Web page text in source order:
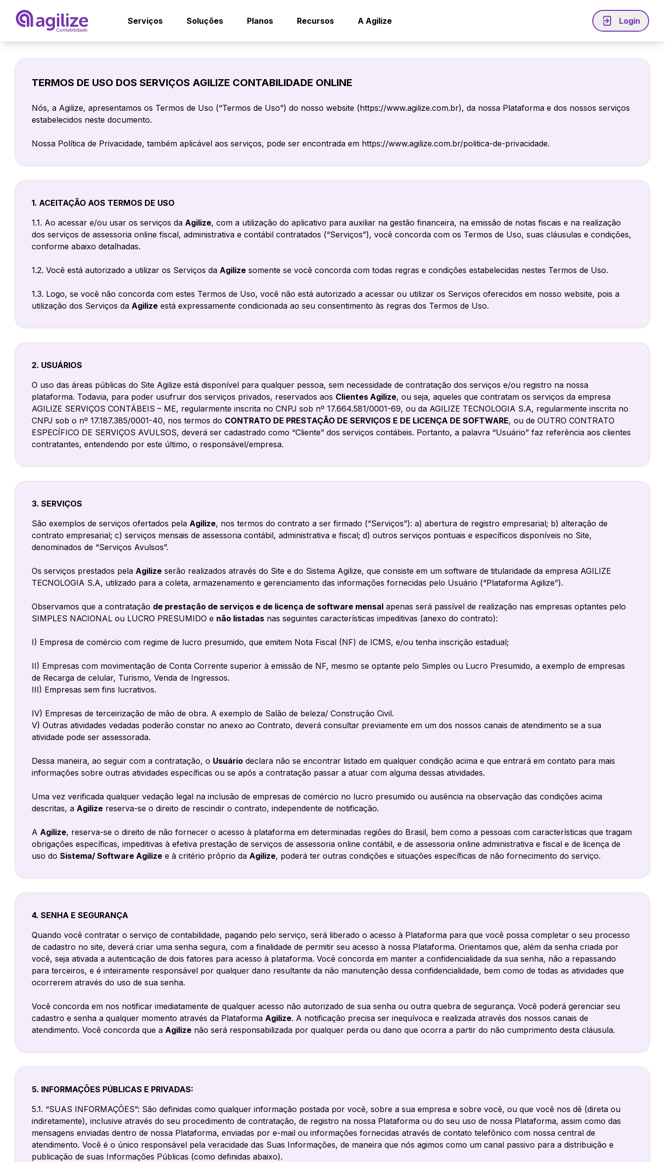
Serviços
Trocar de contador
Soluções
Médicos
Psicólogos
Consultores
Planos Recursos
Consulta de CNAEs
Programa de Indicação
Conteúdo
Suporte
A Agilize Login
TERMOS DE USO DOS SERVIÇOS AGILIZE CONTABILIDADE ONLINE
Nós, a Agilize, apresentamos os Termos de Uso (“Termos de Uso”) do nosso website (https://www.agilize.com.br), da nossa Plataforma e dos nossos serviços
estabelecidos neste documento.
Nossa Política de Privacidade, também aplicável aos serviços, pode ser encontrada em https://www.agilize.com.br/politica-de-privacidade.
1. ACEITAÇÃO AOS TERMOS DE USO
1.1. Ao acessar e/ou usar os serviços da Agilize, com a utilização do aplicativo para auxiliar na gestão financeira, na emissão de notas fiscais e na realização
dos serviços de assessoria online fiscal, administrativa e contábil contratados (“Serviços”), você concorda com os Termos de Uso, suas cláusulas e condições,
conforme abaixo detalhadas.
1.2. Você está autorizado a utilizar os Serviços da Agilize somente se você concorda com todas regras e condições estabelecidas nestes Termos de Uso.
1.3. Logo, se você não concorda com estes Termos de Uso, você não está autorizado a acessar ou utilizar os Serviços oferecidos em nosso website, pois a
utilização dos Serviços da Agilize está expressamente condicionada ao seu consentimento às regras dos Termos de Uso.
2. USUÁRIOS
O uso das áreas públicas do Site Agilize está disponível para qualquer pessoa, sem necessidade de contratação dos serviços e/ou registro na nossa
plataforma. Todavia, para poder usufruir dos serviços privados, reservados aos Clientes Agilize, ou seja, aqueles que contratam os serviços da empresa
AGILIZE SERVIÇOS CONTÁBEIS – ME, regularmente inscrita no CNPJ sob nº 17.664.581/0001-69, ou da AGILIZE TECNOLOGIA S.A, regularmente inscrita no
CNPJ sob o nº 17.187.385/0001-40, nos termos do CONTRATO DE PRESTAÇÃO DE SERVIÇOS E DE LICENÇA DE SOFTWARE, ou de OUTRO CONTRATO
ESPECÍFICO DE SERVIÇOS AVULSOS, deverá ser cadastrado como “Cliente” dos serviços contábeis. Portanto, a palavra “Usuário” faz referência aos clientes
contratantes, entendendo por este último, o responsável/empresa.
3. SERVIÇOS
São exemplos de serviços ofertados pela Agilize, nos termos do contrato a ser firmado (“Serviços”): a) abertura de registro empresarial; b) alteração de
contrato empresarial; c) serviços mensais de assessoria contábil, administrativa e fiscal; d) outros serviços pontuais e específicos disponíveis no Site,
denominados de “Serviços Avulsos”.
Os serviços prestados pela Agilize serão realizados através do Site e do Sistema Agilize, que consiste em um software de titularidade da empresa AGILIZE
TECNOLOGIA S.A, utilizado para a coleta, armazenamento e gerenciamento das informações fornecidas pelo Usuário (“Plataforma Agilize”).
Observamos que a contratação de prestação de serviços e de licença de software mensal apenas será passível de realização nas empresas optantes pelo
SIMPLES NACIONAL ou LUCRO PRESUMIDO e não listadas nas seguintes características impeditivas (anexo do contrato):
I) Empresa de comércio com regime de lucro presumido, que emitem Nota Fiscal (NF) de ICMS, e/ou tenha inscrição estadual;
II) Empresas com movimentação de Conta Corrente superior à emissão de NF, mesmo se optante pelo Simples ou Lucro Presumido, a exemplo de empresas
de Recarga de celular, Turismo, Venda de Ingressos.
III) Empresas sem fins lucrativos.
IV) Empresas de terceirização de mão de obra. A exemplo de Salão de beleza/ Construção Civil.
V) Outras atividades vedadas poderão constar no anexo ao Contrato, deverá consultar previamente em um dos nossos canais de atendimento se a sua
atividade pode ser assessorada.
Dessa maneira, ao seguir com a contratação, o Usuário declara não se encontrar listado em qualquer condição acima e que entrará em contato para mais
informações sobre outras atividades específicas ou se após a contratação passar a atuar com alguma dessas atividades.
Uma vez verificada qualquer vedação legal na inclusão de empresas de comércio no lucro presumido ou ausência na observação das condições acima
descritas, a Agilize reserva-se o direito de rescindir o contrato, independente de notificação.
A Agilize, reserva-se o direito de não fornecer o acesso à plataforma em determinadas regiões do Brasil, bem como a pessoas com características que tragam
obrigações específicas, impeditivas à efetiva prestação de serviços de assessoria online contábil, e de assessoria online administrativa e fiscal e de licença de
uso do Sistema/ Software Agilize e à critério próprio da Agilize, poderá ter outras condições e situações específicas de não fornecimento do serviço.
4. SENHA E SEGURANÇA
Quando você contratar o serviço de contabilidade, pagando pelo serviço, será liberado o acesso à Plataforma para que você possa completar o seu processo
de cadastro no site, deverá criar uma senha segura, com a finalidade de permitir seu acesso à nossa Plataforma. Orientamos que, além da senha criada por
você, seja ativada a autenticação de dois fatores para acesso à plataforma. Você concorda em manter a confidencialidade da sua senha, não a repassando
para terceiros, e é inteiramente responsável por qualquer dano resultante da não manutenção dessa confidencialidade, bem como de todas as atividades que
ocorrerem através do uso de sua senha.
Você concorda em nos notificar imediatamente de qualquer acesso não autorizado de sua senha ou outra quebra de segurança. Você poderá gerenciar seu
cadastro e senha a qualquer momento através da Plataforma Agilize. A notificação precisa ser inequívoca e realizada através dos nossos canais de
atendimento. Você concorda que a Agilize não será responsabilizada por qualquer perda ou dano que ocorra a partir do não cumprimento desta cláusula.
5. INFORMAÇÕES PÚBLICAS E PRIVADAS:
5.1. “SUAS INFORMAÇÕES”: São definidas como qualquer informação postada por você, sobre a sua empresa e sobre você, ou que você nos dê (direta ou
indiretamente), inclusive através do seu procedimento de contratação, de registro na nossa Plataforma ou do seu uso de nossa Plataforma, assim como das
mensagens enviadas dentro de nossa Plataforma, enviadas por e-mail ou informações fornecidas através de contato telefônico com nossa central de
atendimento. Você é o único responsável pela veracidade das Suas Informações, de maneira que nós agimos como um canal passivo para a distribuição e
publicação de suas Informações Públicas (como definidas abaixo).